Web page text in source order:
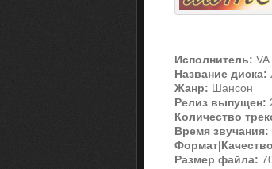
Исполнитель: VA
Название диска:
Жанр: Шансон
Релиз выпущен:
Количество
Время звучания:
Размер файла: